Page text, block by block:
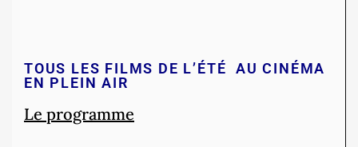
TOUS LES FILMS DE L’ÉTÉ AU CINÉMA
EN PLEIN AIR
Le programme